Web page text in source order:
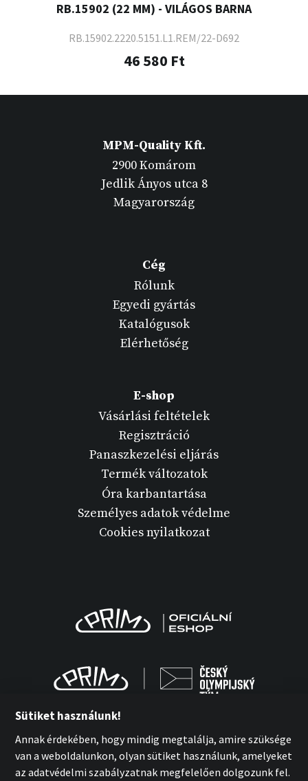
RB.15902 (22 MM) - VILÁGOS BARNA
RB.15902.2220.5151.L1.REM/22-D692
46 580 Ft
MPM-Quality Kft.
2900 Komárom
Jedlik Ányos utca 8
Magyarország
Cég
Rólunk
Egyedi gyártás
Katalógusok
Elérhetőség
E-shop
Vásárlási feltételek
Regisztráció
Panaszkezelési eljárás
Termék változatok
Óra karbantartása
Személyes adatok védelme
Cookies nyilatkozat
MPM-Quality Kft. 2026
Sütiket használunk!
Annak érdekében, hogy mindig megtalálja, amire szüksége
van a weboldalunkon, olyan sütiket használunk, amelyeket
az adatvédelmi szabályzatnak megfelelően dolgozunk fel.